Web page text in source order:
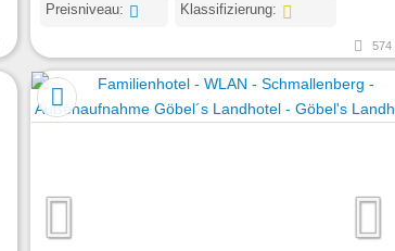
Preisniveau: Klassifizierung:
574